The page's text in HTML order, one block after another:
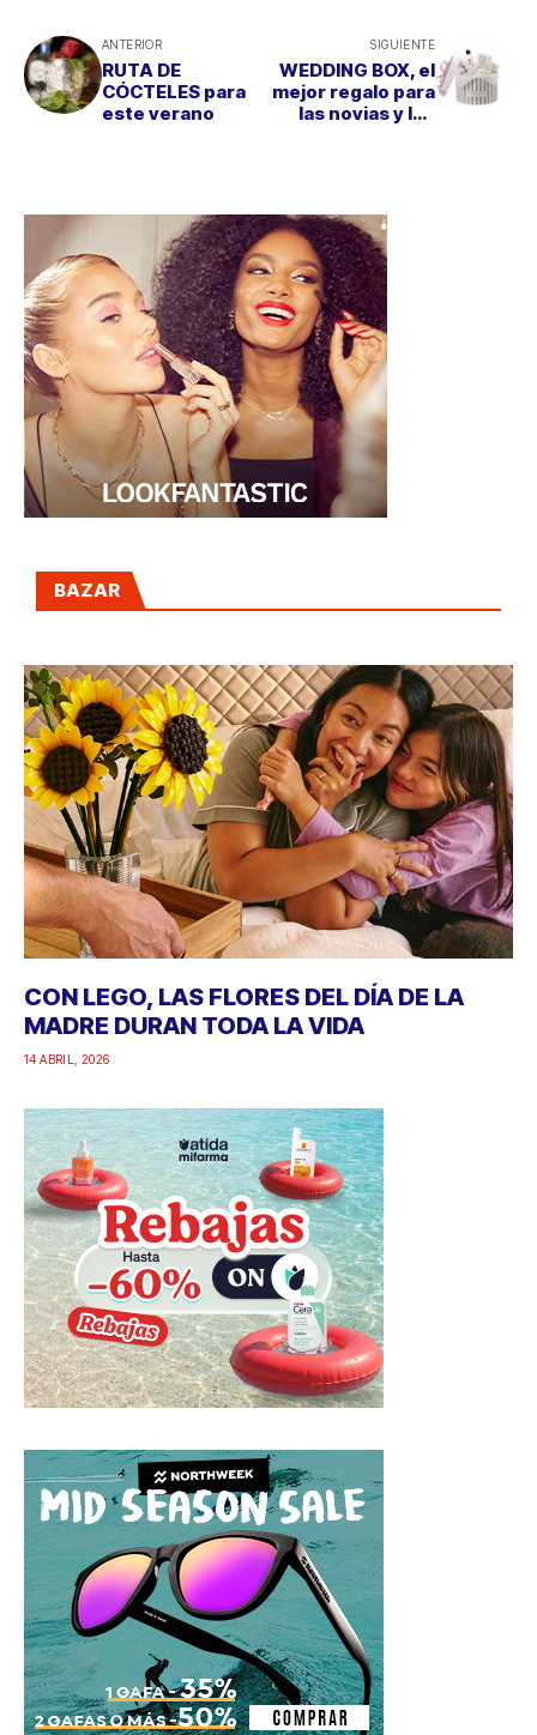
ANTERIOR
RUTA DE
CÓCTELES para
este verano
SIGUIENTE
WEDDING BOX, el
mejor regalo para
las novias y los
BAZAR
CON LEGO, LAS FLORES DEL DÍA DE LA
MADRE DURAN TODA LA VIDA
14 ABRIL, 2026